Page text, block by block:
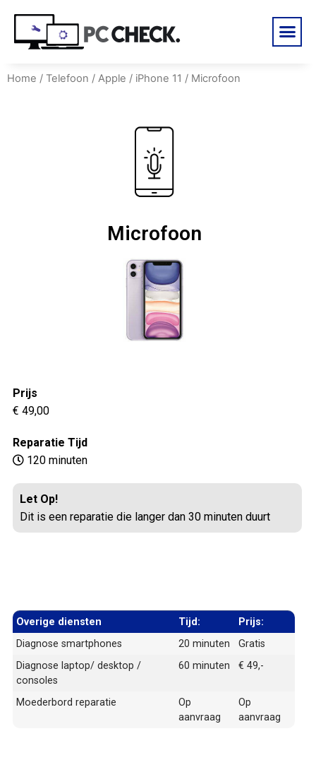
Home / Telefoon / Apple / iPhone 11 / Microfoon
Microfoon
Prijs
€ 49,00
Reparatie Tijd
120 minuten
Let Op!
Dit is een reparatie die langer dan 30 minuten duurt
Overige diensten Tijd:
Prijs:
Diagnose smartphones
20 minuten
Gratis
Diagnose laptop/ desktop /
consoles
60 minuten € 49,-
Moederbord reparatie
Op
aanvraag
Op
aanvraag